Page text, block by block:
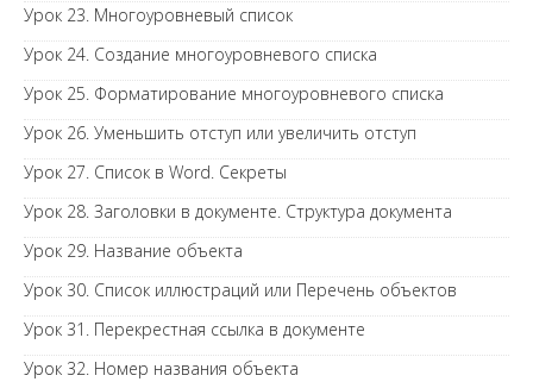
Урок 23. Многоуровневый список
Урок 24. Создание многоуровневого списка
Урок 25. Форматирование многоуровневого списка
Урок 26. Уменьшить отступ или увеличить отступ
Урок 27. Список в Word. Секреты
Урок 28. Заголовки в документе. Структура документа
Урок 29. Название объекта
Урок 30. Список иллюстраций или Перечень объектов
Урок 31. Перекрестная ссылка в документе
Урок 32. Номер названия объекта